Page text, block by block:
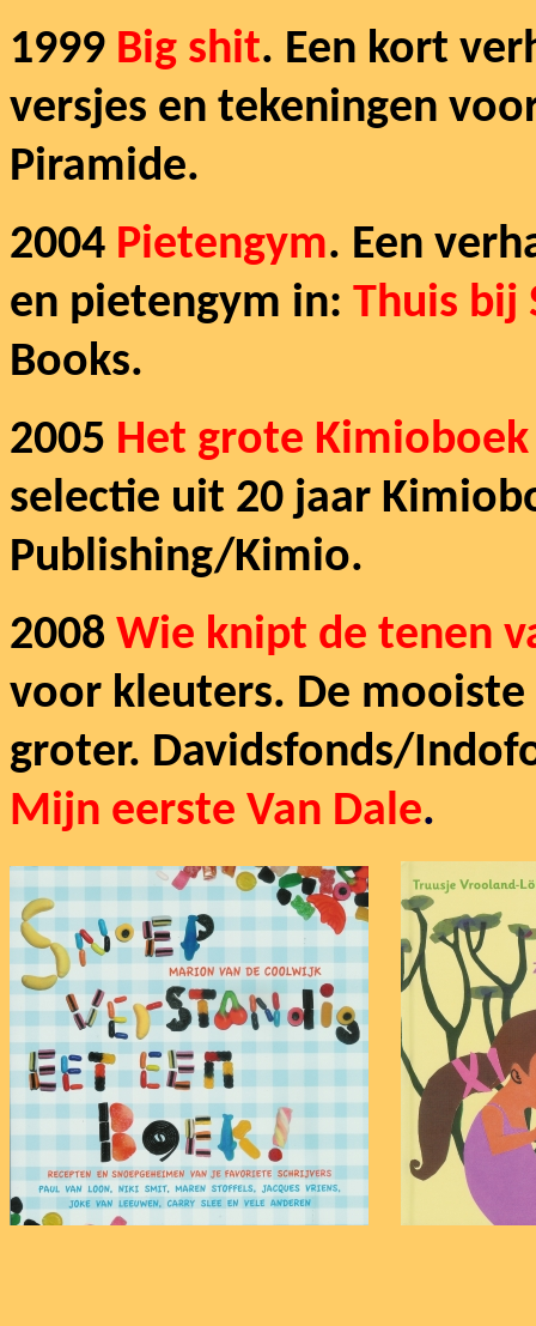
1999 Big shit. Een kort
versjes en tekeningen
Piramide.
2004 Pietengym. Een
en pietengym in: Thuis bij
Books.
2005 Het grote
selectie uit 20 jaar
Publishing/Kimio.
2008 Wie knipt de tenen
voor kleuters. De
groter. Davidsfonds/
Mijn eerste Van Dale.